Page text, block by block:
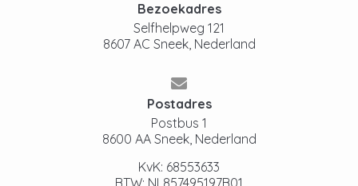
Bezoekadres
Selfhelpweg 121
8607 AC Sneek, Nederland
Postadres
Postbus 1
8600 AA Sneek, Nederland
KvK: 68553633